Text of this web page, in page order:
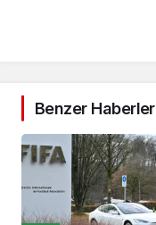
Benzer Haberler